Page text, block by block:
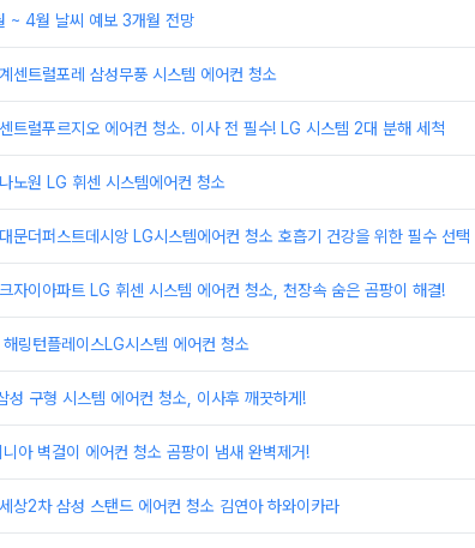
~ 4월 날씨 예보 3개월 전망
센트럴포레 삼성무풍 시스템 에어컨 청소
트럴푸르지오 에어컨 청소. 이사 전 필수! LG 시스템 2대 분해 세척
노원 LG 휘센 시스템에어컨 청소
문더퍼스트데시앙 LG시스템에어컨 청소 호흡기 건강을 위한 필수 선택
자이아파트 LG 휘센 시스템 에어컨 청소, 천장속 숨은 곰팡이 해결!
링턴플레이스LG시스템 에어컨 청소
성 구형 시스템 에어컨 청소, 이사후 깨끗하게!
아 벽걸이 에어컨 청소 곰팡이 냄새 완벽제거!
상2차 삼성 스탠드 에어컨 청소 김연아 하와이카라